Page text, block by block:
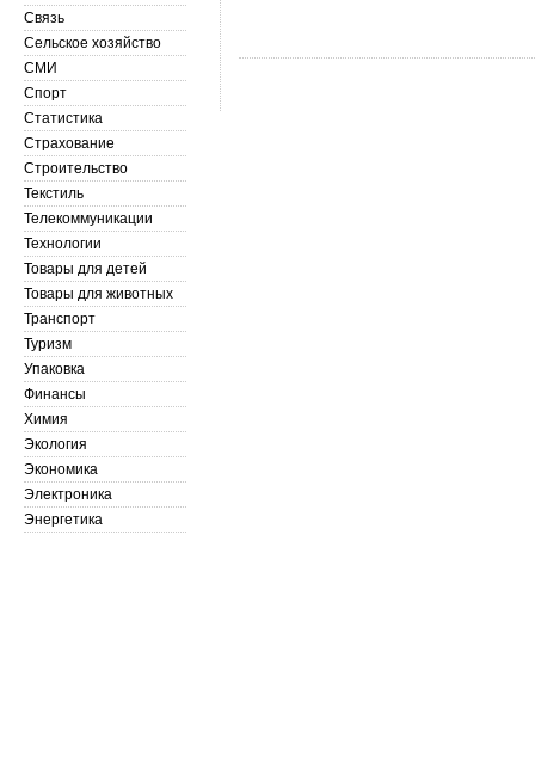
Связь
Сельское хозяйство
СМИ
Спорт
Статистика
Страхование
Строительство
Текстиль
Телекоммуникации
Технологии
Товары для детей
Товары для животных
Транспорт
Туризм
Упаковка
Финансы
Химия
Экология
Экономика
Электроника
Энергетика